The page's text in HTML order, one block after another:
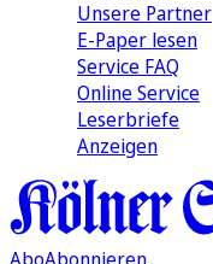
Unsere Partner
E-Paper lesen
Service FAQ
Online Service
Leserbriefe
Anzeigen